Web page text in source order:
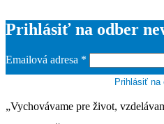
Prihlásiť na odber
Emailová adresa *
„Vychovávame pre život,